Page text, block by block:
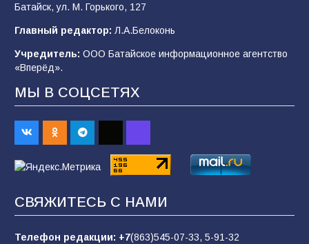
после выборов: в Госдуме дали ответ
102 06.08.2026
В детском саду № 35 дети освоили
строительные профессии в ходе
спортивного праздника
07.08.2026
«Слухами Москву не возьмёшь»: почему
заявления Киева о мобилизации — это
отчаяние, а не разведка
Батайск, ул. М. Горького, 127
Главный редактор: Л.А.Белоконь
Учредитель: ООО Батайское информационное агентство
«Вперёд».
МЫ В СОЦСЕТЯХ
СВЯЖИТЕСЬ С НАМИ
Телефон редакции: +7(863)545-07-33, 5-91-32